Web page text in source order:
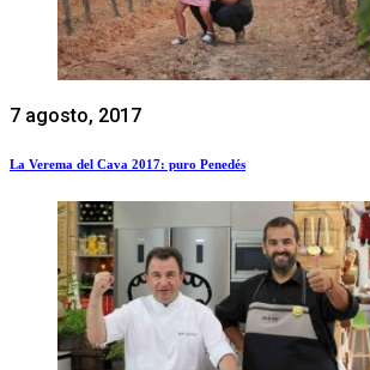
7 agosto, 2017
La Verema del Cava 2017: puro Penedés